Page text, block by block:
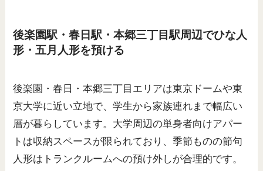
後楽園駅・春日駅・本郷三丁目駅周辺でひな人
形・五月人形を預ける
後楽園・春日・本郷三丁目エリアは東京ドームや東
京大学に近い立地で、学生から家族連れまで幅広い
層が暮らしています。大学周辺の単身者向けアパー
トは収納スペースが限られており、季節ものの節句
人形はトランクルームへの預け外しが合理的です。